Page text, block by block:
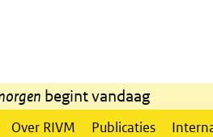
begint vandaag
Over RIVM Publicaties